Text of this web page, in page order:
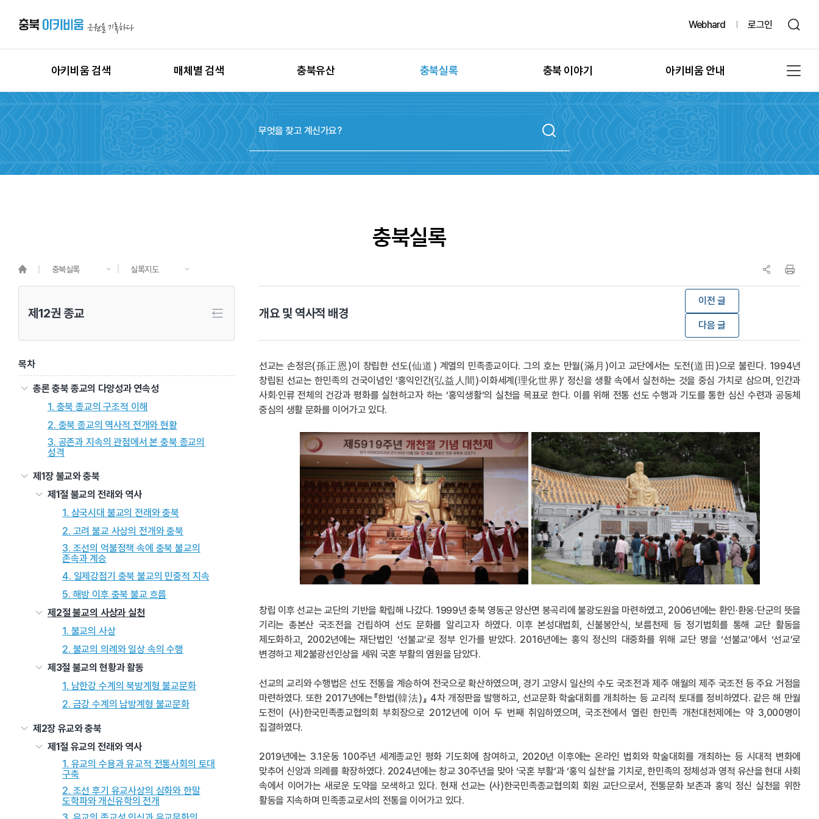
Webhard 로그인
아키비움 검색
상세검색
지역별 검색
시대별 검색
매체별 검색
이미지
동영상
음원
충북유산
유산별 보수정비
충북실록 충북 이야기
그때, 그 시절의 충북
또 다른 기록, 발굴
문화유산의 과거여행
아키비움 안내
공지사항
아키비움 소개
이용방법
충북실록
충북실록 실록지도
제12권 종교
목차
총론 충북 종교의 다양성과 연속성
1. 충북 종교의 구조적 이해
2. 충북 종교의 역사적 전개와 현황
3. 공존과 지속의 관점에서 본 충북 종교의
성격
제1장 불교와 충북
제1절 불교의 전래와 역사
1. 삼국시대 불교의 전래와 충북
2. 고려 불교 사상의 전개와 충북
3. 조선의 억불정책 속에 충북 불교의
존속과 계승
4. 일제강점기 충북 불교의 민중적 지속
5. 해방 이후 충북 불교 흐름
제2절 불교의 사상과 실천
1. 불교의 사상
2. 불교의 의례와 일상 속의 수행
제3절 불교의 현황과 활동
1. 남한강 수계의 북방계형 불교문화
2. 금강 수계의 남방계형 불교문화
제2장 유교와 충북
제1절 유교의 전래와 역사
1. 유교의 수용과 유교적 전통사회의 토대
구축
2. 조선 후기 유교사상의 심화와 한말
도학파와 개신유학의 전개
개요 및 역사적 배경
이전 글
다음 글
선교는 손정은(孫正恩)이 창립한 선도(仙道) 계열의 민족종교이다. 그의 호는 만월(滿月)이고 교단에서는 도전(道田)으로 불린다. 1994년
창립된 선교는 한민족의 건국이념인 ‘홍익인간(弘益人間)·이화세계(理化世界)’ 정신을 생활 속에서 실천하는 것을 중심 가치로 삼으며, 인간과
사회·인류 전체의 건강과 평화를 실현하고자 하는 ‘홍익생활’의 실천을 목표로 한다. 이를 위해 전통 선도 수행과 기도를 통한 심신 수련과 공동체
중심의 생활 문화를 이어가고 있다.
창립 이후 선교는 교단의 기반을 확립해 나갔다. 1999년 충북 영동군 양산면 봉곡리에 불광도원을 마련하였고, 2006년에는 환인·환웅·단군의 뜻을
기리는 총본산 국조전을 건립하여 선도 문화를 알리고자 하였다. 이후 본성대법회, 신불봉안식, 보름천제 등 정기법회를 통해 교단 활동을
제도화하고, 2002년에는 재단법인 ‘선불교’로 정부 인가를 받았다. 2016년에는 홍익 정신의 대중화를 위해 교단 명을 ‘선불교’에서 ‘선교’로
변경하고 제2불광선인상을 세워 국혼 부활의 염원을 담았다.
선교의 교리와 수행법은 선도 전통을 계승하여 전국으로 확산하였으며, 경기 고양시 일산의 수도 국조전과 제주 애월의 제주 국조전 등 주요 거점을
마련하였다. 또한 2017년에는『한법(韓法)』 4차 개정판을 발행하고, 선교문화 학술대회를 개최하는 등 교리적 토대를 정비하였다. 같은 해 만월
도전이 (사)한국민족종교협의회 부회장으로 2012년에 이어 두 번째 취임하였으며, 국조전에서 열린 한민족 개천대천제에는 약 3,000명이
집결하였다.
2019년에는 3.1운동 100주년 세계종교인 평화 기도회에 참여하고, 2020년 이후에는 온라인 법회와 학술대회를 개최하는 등 시대적 변화에
맞추어 신앙과 의례를 확장하였다. 2024년에는 창교 30주년을 맞아 ‘국혼 부활’과 ‘홍익 실천’을 기치로, 한민족의 정체성과 영적 유산을 현대 사회
속에서 이어가는 새로운 도약을 모색하고 있다. 현재 선교는 (사)한국민족종교협의회 회원 교단으로서, 전통문화 보존과 홍익 정신 실천을 위한
활동을 지속하며 민족종교로서의 전통을 이어가고 있다.